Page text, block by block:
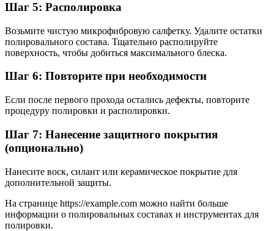
Шаг 5: Располировка
Возьмите чистую микрофибровую салфетку. Удалите остатки
полировального состава. Тщательно располируйте
поверхность, чтобы добиться максимального блеска.
Шаг 6: Повторите при необходимости
Если после первого прохода остались дефекты, повторите
процедуру полировки и располировки.
Шаг 7: Нанесение защитного покрытия
(опционально)
Нанесите воск, силант или керамическое покрытие для
дополнительной защиты.
На странице https://example.com можно найти больше
информации о полировальных составах и инструментах для
полировки.